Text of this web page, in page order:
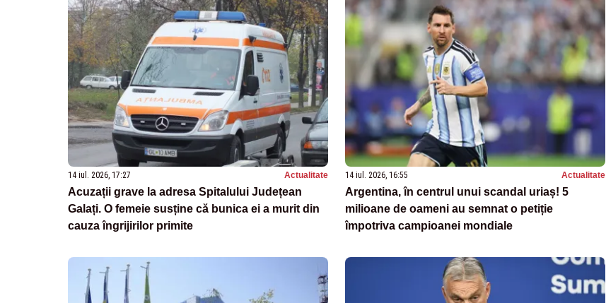
14 iul. 2026, 17:27 Actualitate
Acuzații grave la adresa Spitalului Județean
Galați. O femeie susține că bunica ei a murit din
cauza îngrijirilor primite
14 iul. 2026, 16:55 Actualitate
Argentina, în centrul unui scandal uriaș! 5
milioane de oameni au semnat o petiție
împotriva campioanei mondiale